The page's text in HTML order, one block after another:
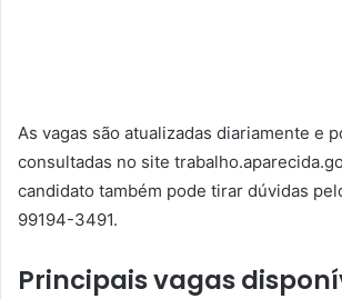
As vagas são atualizadas diariamente e
consultadas no site
candidato também pode tirar dúvidas
99194-3491.
Principais vagas